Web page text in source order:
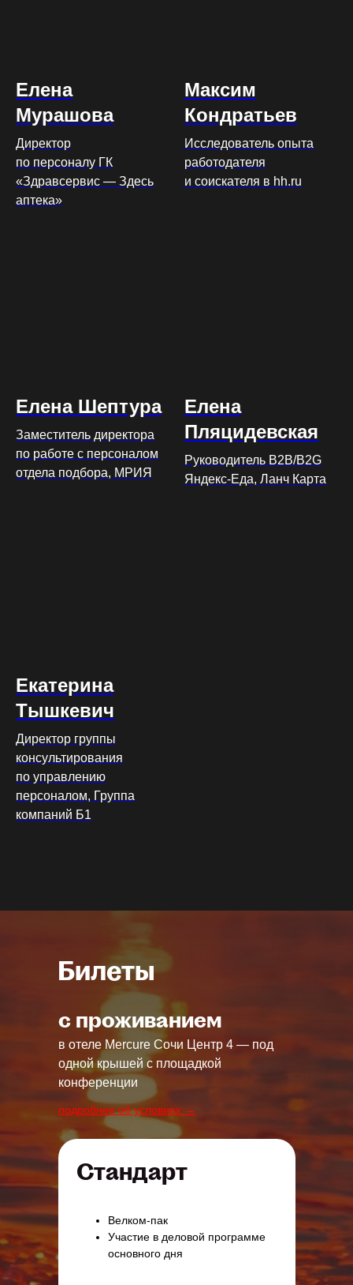
Елена
Мурашова
Директор
по персоналу ГК
«Здравсервис — Здесь
аптека»
Максим
Кондратьев
Исследователь опыта
работодателя
и соискателя в hh.ru
Елена Шептура
Заместитель директора
по работе с персоналом
отдела подбора, МРИЯ
Елена
Пляцидевская
Руководитель В2В/B2G
Яндекс-Еда, Ланч Карта
Екатерина
Тышкевич
Директор группы
консультирования
по управлению
персоналом, Группа
компаний Б1
Билеты
подробнее об условиях →
в отеле Mercure Сочи Центр 4 — под
одной крышей с площадкой
конференции
с проживанием
Стандарт
Велком-пак
Участие в деловой программе
основного дня